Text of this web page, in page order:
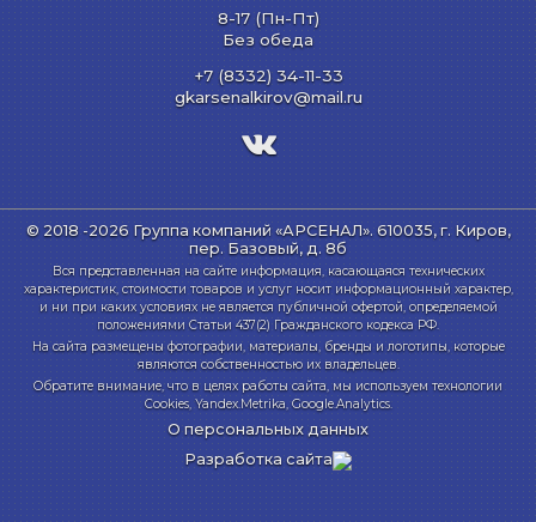
8-17 (Пн-Пт)
Без обеда
+7 (8332) 34-11-33
gkarsenalkirov@mail.ru
© 2018 -2026 Группа компаний «АРСЕНАЛ». 610035, г. Киров,
пер. Базовый, д. 8б
Вся представленная на сайте информация, касающаяся технических
характеристик, стоимости товаров и услуг носит информационный характер,
и ни при каких условиях не является публичной офертой, определяемой
положениями Статьи 437(2) Гражданского кодекса РФ.
На сайта размещены фотографии, материалы, бренды и логотипы, которые
являются собственностью их владельцев.
Обратите внимание, что в целях работы сайта, мы используем технологии
Cookies, Yandex.Metrika, Google.Analytics.
О персональных данных
Разработка сайта